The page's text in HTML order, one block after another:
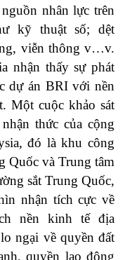
nhân lực trên
kỹ thuật số; dệt
viễn thông v…v.
nhận thấy sự phát
dự án BRI với nền
Một cuộc khảo sát
thức của cộng
đó là khu công
Quốc và Trung tâm
sắt Trung Quốc,
nhận tích cực về
nền kinh tế địa
ngại về quyền đất
quyền lao động